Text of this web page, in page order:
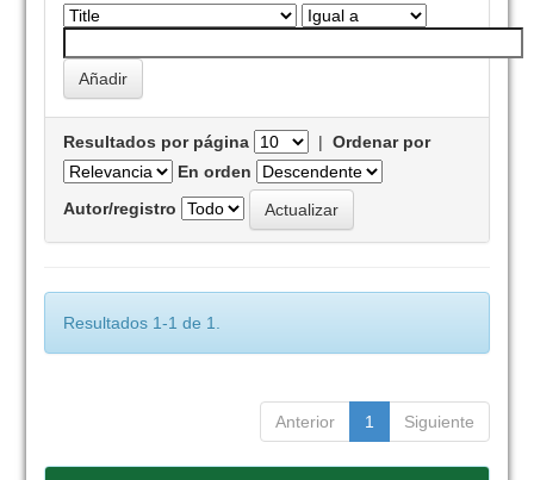
Resultados por página |Ordenar por
En orden
Autor/registro
Resultados 1-1 de 1.
Anterior 1 Siguiente